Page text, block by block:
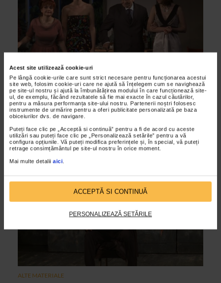
Acest site utilizează cookie-uri
Pe lângă cookie-urile care sunt strict necesare pentru funcționarea acestui
site web, folosim cookie-uri care ne ajută să înțelegem cum se navighează
pe site-ul nostru și ajută la îmbunătățirea modului în care funcționează site-
ul, de exemplu, făcând rezultatele să fie mai exacte în cazul căutărilor,
pentru a măsura performanța site-ului nostru. Partenerii noștri folosesc
instrumente de urmărire pentru a oferi publicitate personalizată pe baza
obiceiurilor dvs. de navigare.
Puteți face clic pe „Acceptă si continuă” pentru a fi de acord cu aceste
utilizări sau puteți face clic pe „Personalizează setările” pentru a vă
configura opțiunile. Vă puteți modifica preferințele și, în special, vă puteți
retrage consimțământul pe site-ul nostru în orice moment.
Mai multe detalii aici.
ACCEPTĂ SI CONTINUĂ
PERSONALIZEAZĂ SETĂRILE
ARTELE SPECTACOLULUI
Spiritul de familie – Teatrul de Comedie
30/03/2012
caracterizeaza, revine in teatrul pe care l-a infiintat in urma
cu 40 de ani, de data aceasta in ipostaza de...
VIDEO
ALTE MATERIALE